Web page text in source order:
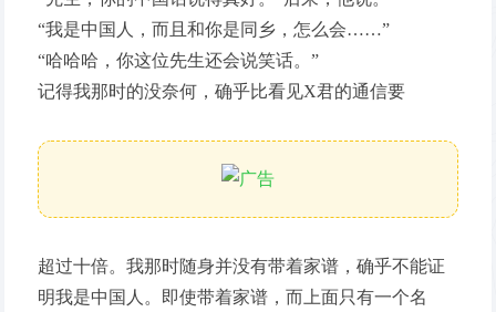
“我是中国人，而且和你是同乡，怎么会……”
“哈哈哈，你这位先生还会说笑话。”
记得我那时的没奈何，确乎比看见X君的通信要
超过十倍。我那时随身并没有带着家谱，确乎不能证
明我是中国人。即使带着家谱，而上面只有一个名